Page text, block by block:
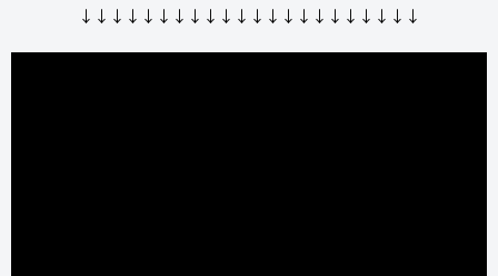
↓↓↓↓↓↓↓↓↓↓↓↓↓↓↓↓↓↓↓↓↓↓